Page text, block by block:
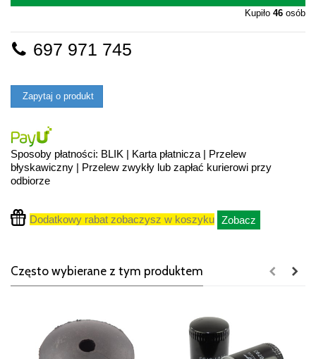
Kupiło 46 osób
697 971 745
Zapytaj o produkt
Sposoby płatności: BLIK | Karta płatnicza | Przelew
błyskawiczny | Przelew zwykły lub zapłać kurierowi przy
odbiorze
Dodatkowy rabat zobaczysz w koszyku Zobacz
Często wybierane z tym produktem